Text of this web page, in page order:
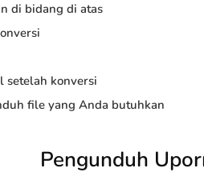
di bidang di atas
setelah konversi
file yang Anda butuhkan
Pengunduh